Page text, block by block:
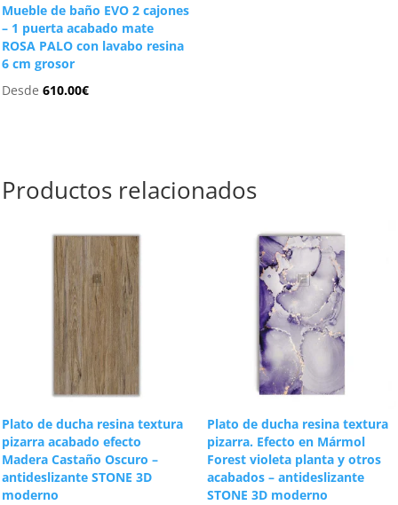
Mueble de baño EVO 2 cajones
– 1 puerta acabado mate
ROSA PALO con lavabo resina
6 cm grosor
Desde610.00€
Productos relacionados
Plato de ducha resina textura
pizarra acabado efecto
Madera Castaño Oscuro –
antideslizante STONE 3D
moderno
Plato de ducha resina textura
pizarra. Efecto en Mármol
Forest violeta planta y otros
acabados – antideslizante
STONE 3D moderno